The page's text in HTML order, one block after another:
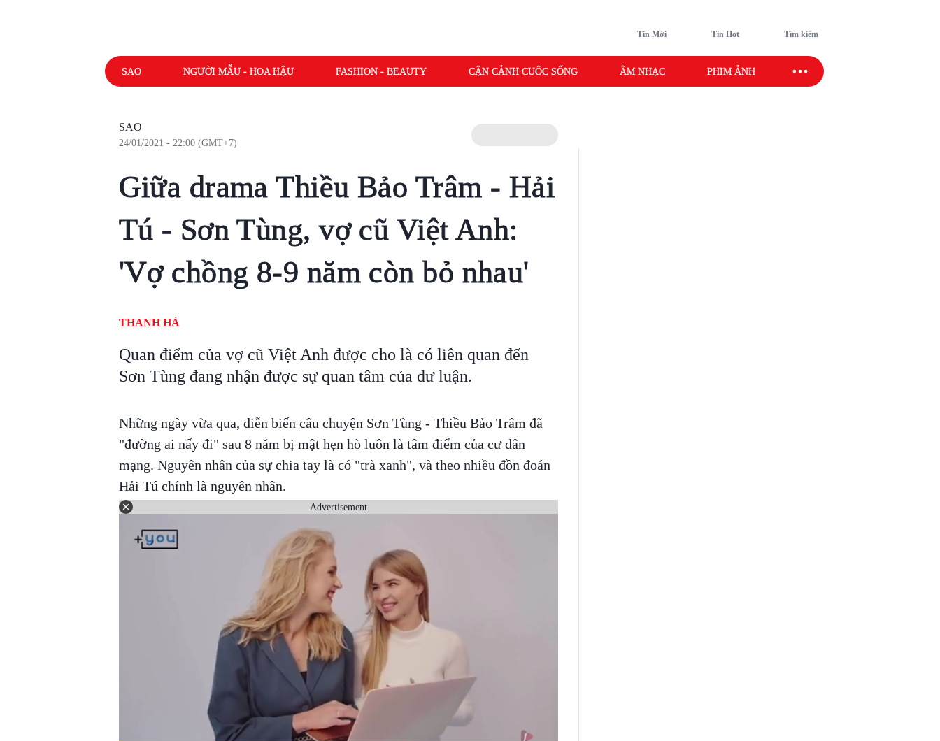
Tin Mới Tin Hot Tìm kiếm
SAO NGƯỜI MẪU - HOA HẬU FASHION - BEAUTY CẬN CẢNH CUỘC SỐNG ÂM NHẠC PHIM ẢNH SAO SPORT
SAO
24/01/2021 - 22:00 (GMT+7)
Giữa drama Thiều Bảo Trâm - Hải
Tú - Sơn Tùng, vợ cũ Việt Anh:
'Vợ chồng 8-9 năm còn bỏ nhau'
THANH HÀ
Quan điểm của vợ cũ Việt Anh được cho là có liên quan đến
Sơn Tùng đang nhận được sự quan tâm của dư luận.
Những ngày vừa qua, diễn biến câu chuyện Sơn Tùng - Thiều Bảo Trâm đã
"đường ai nấy đi" sau 8 năm bị mật hẹn hò luôn là tâm điểm của cư dân
mạng. Nguyên nhân của sự chia tay là có "trà xanh", và theo nhiều đồn đoán
Hải Tú chính là nguyên nhân.
Advertisement